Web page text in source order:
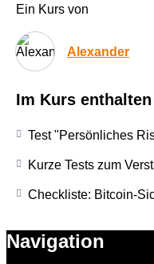
Ein Kurs von
Alexander
Im Kurs enthalten
Test "Persönliches
Kurze Tests zum
Checkliste: Bitcoin-
Navigation